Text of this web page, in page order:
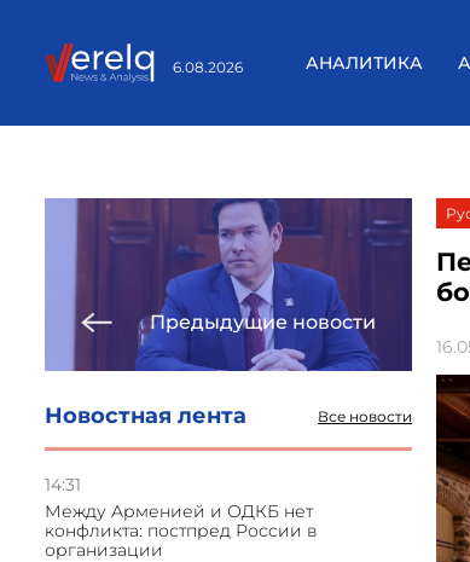
6.08.2026 АНАЛИТИКА
Предыдущие новости
Новостная лента Все новости
14:31
Между Арменией и ОДКБ нет
конфликта: постпред России в
организации